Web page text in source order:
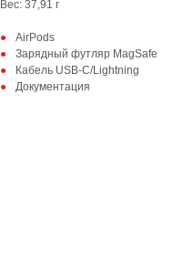
Вес: 37,91 г
AirPods
Зарядный футляр MagSafe
Кабель USB‑C/Lightning
Документация